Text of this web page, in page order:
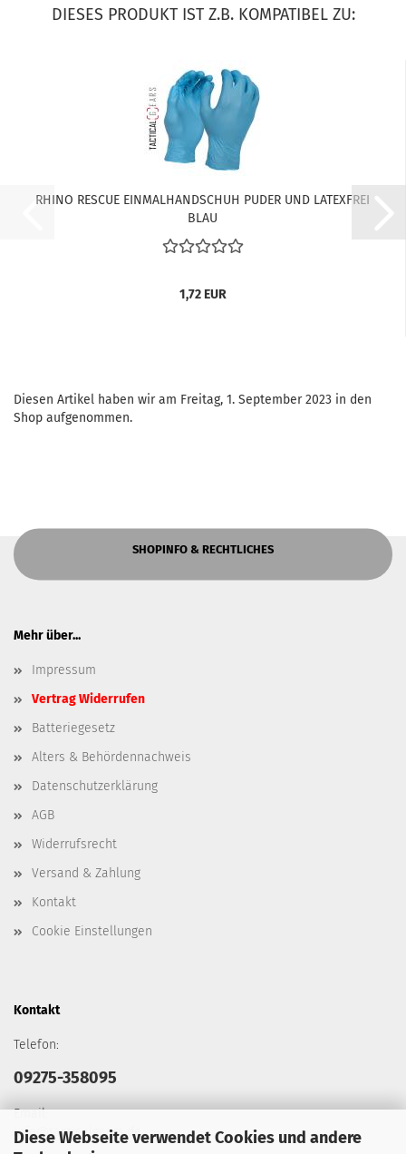
Diese Webseite verwendet Cookies und andere
DIESES PRODUKT IST Z.B. KOMPATIBEL ZU:
RHINO RESCUE EINMALHANDSCHUH PUDER UND LATEXFREI
BLAU
1,72 EUR
Diesen Artikel haben wir am Freitag, 1. September 2023 in den
Shop aufgenommen.
SHOPINFO & RECHTLICHES
Mehr über...
Impressum
Vertrag Widerrufen
Batteriegesetz
Alters & Behördennachweis
Datenschutzerklärung
AGB
Widerrufsrecht
Versand & Zahlung
Kontakt
Cookie Einstellungen
Kontakt
Telefon:
09275-358095
Email:
info@tacticalgears.de